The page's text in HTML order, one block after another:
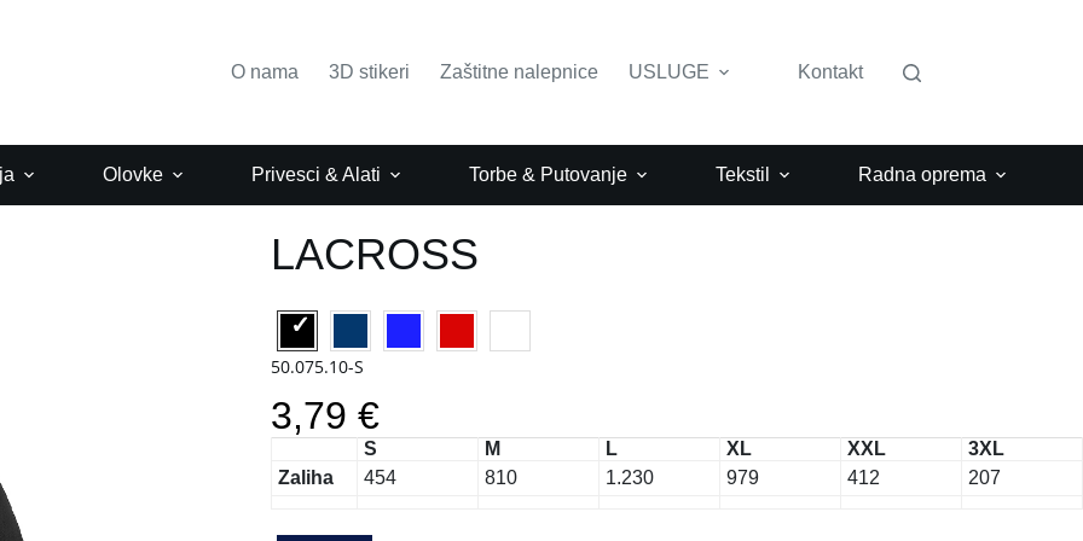
O nama
3D stikeri Zaštitne nalepnice USLUGE Kontakt
Olovke Privesci & Alati Torbe & Putovanje Tekstil Radna oprema
LACROSS
50.075.10-S
3,79 €
S M L XL XXL
3XL
Zaliha
454 810 1.230 979 412 207